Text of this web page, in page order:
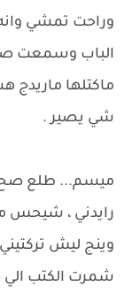
وراحت تمشي
الباب وسمعت
ماكتلها
شي يصير .
ميسم... طلع صح
وينج ليش
شمرت الكتب الي